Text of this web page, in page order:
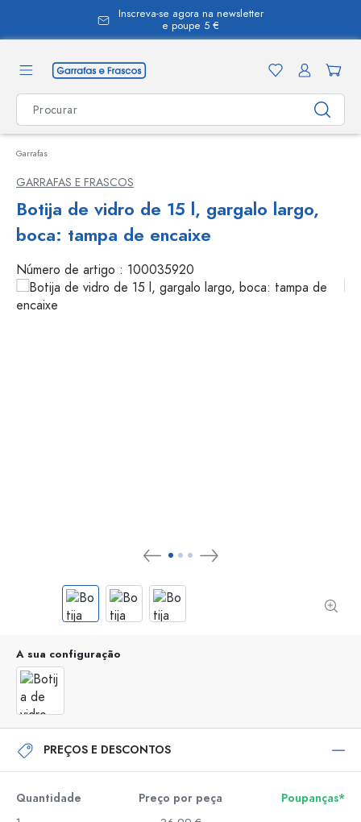
Inscreva-se agora na newsletter
e poupe 5 €
Garrafas
GARRAFAS E FRASCOS
Botija de vidro de 15 l, gargalo largo,
boca: tampa de encaixe
Número de artigo : 100035920
A sua configuração
PREÇOS E DESCONTOS
Quantidade Preço por peça
Poupanças*